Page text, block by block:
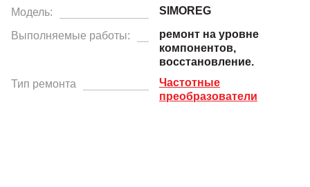
Модель: SIMOREG
Выполняемые работы:
ремонт на уровне
компонентов,
восстановление.
Тип ремонта
Частотные
преобразователи